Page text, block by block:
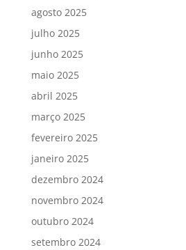
agosto 2025
julho 2025
junho 2025
maio 2025
abril 2025
março 2025
fevereiro 2025
janeiro 2025
dezembro 2024
novembro 2024
outubro 2024
setembro 2024